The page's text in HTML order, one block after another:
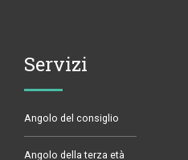
Servizi
Angolo del consiglio
Angolo della terza età